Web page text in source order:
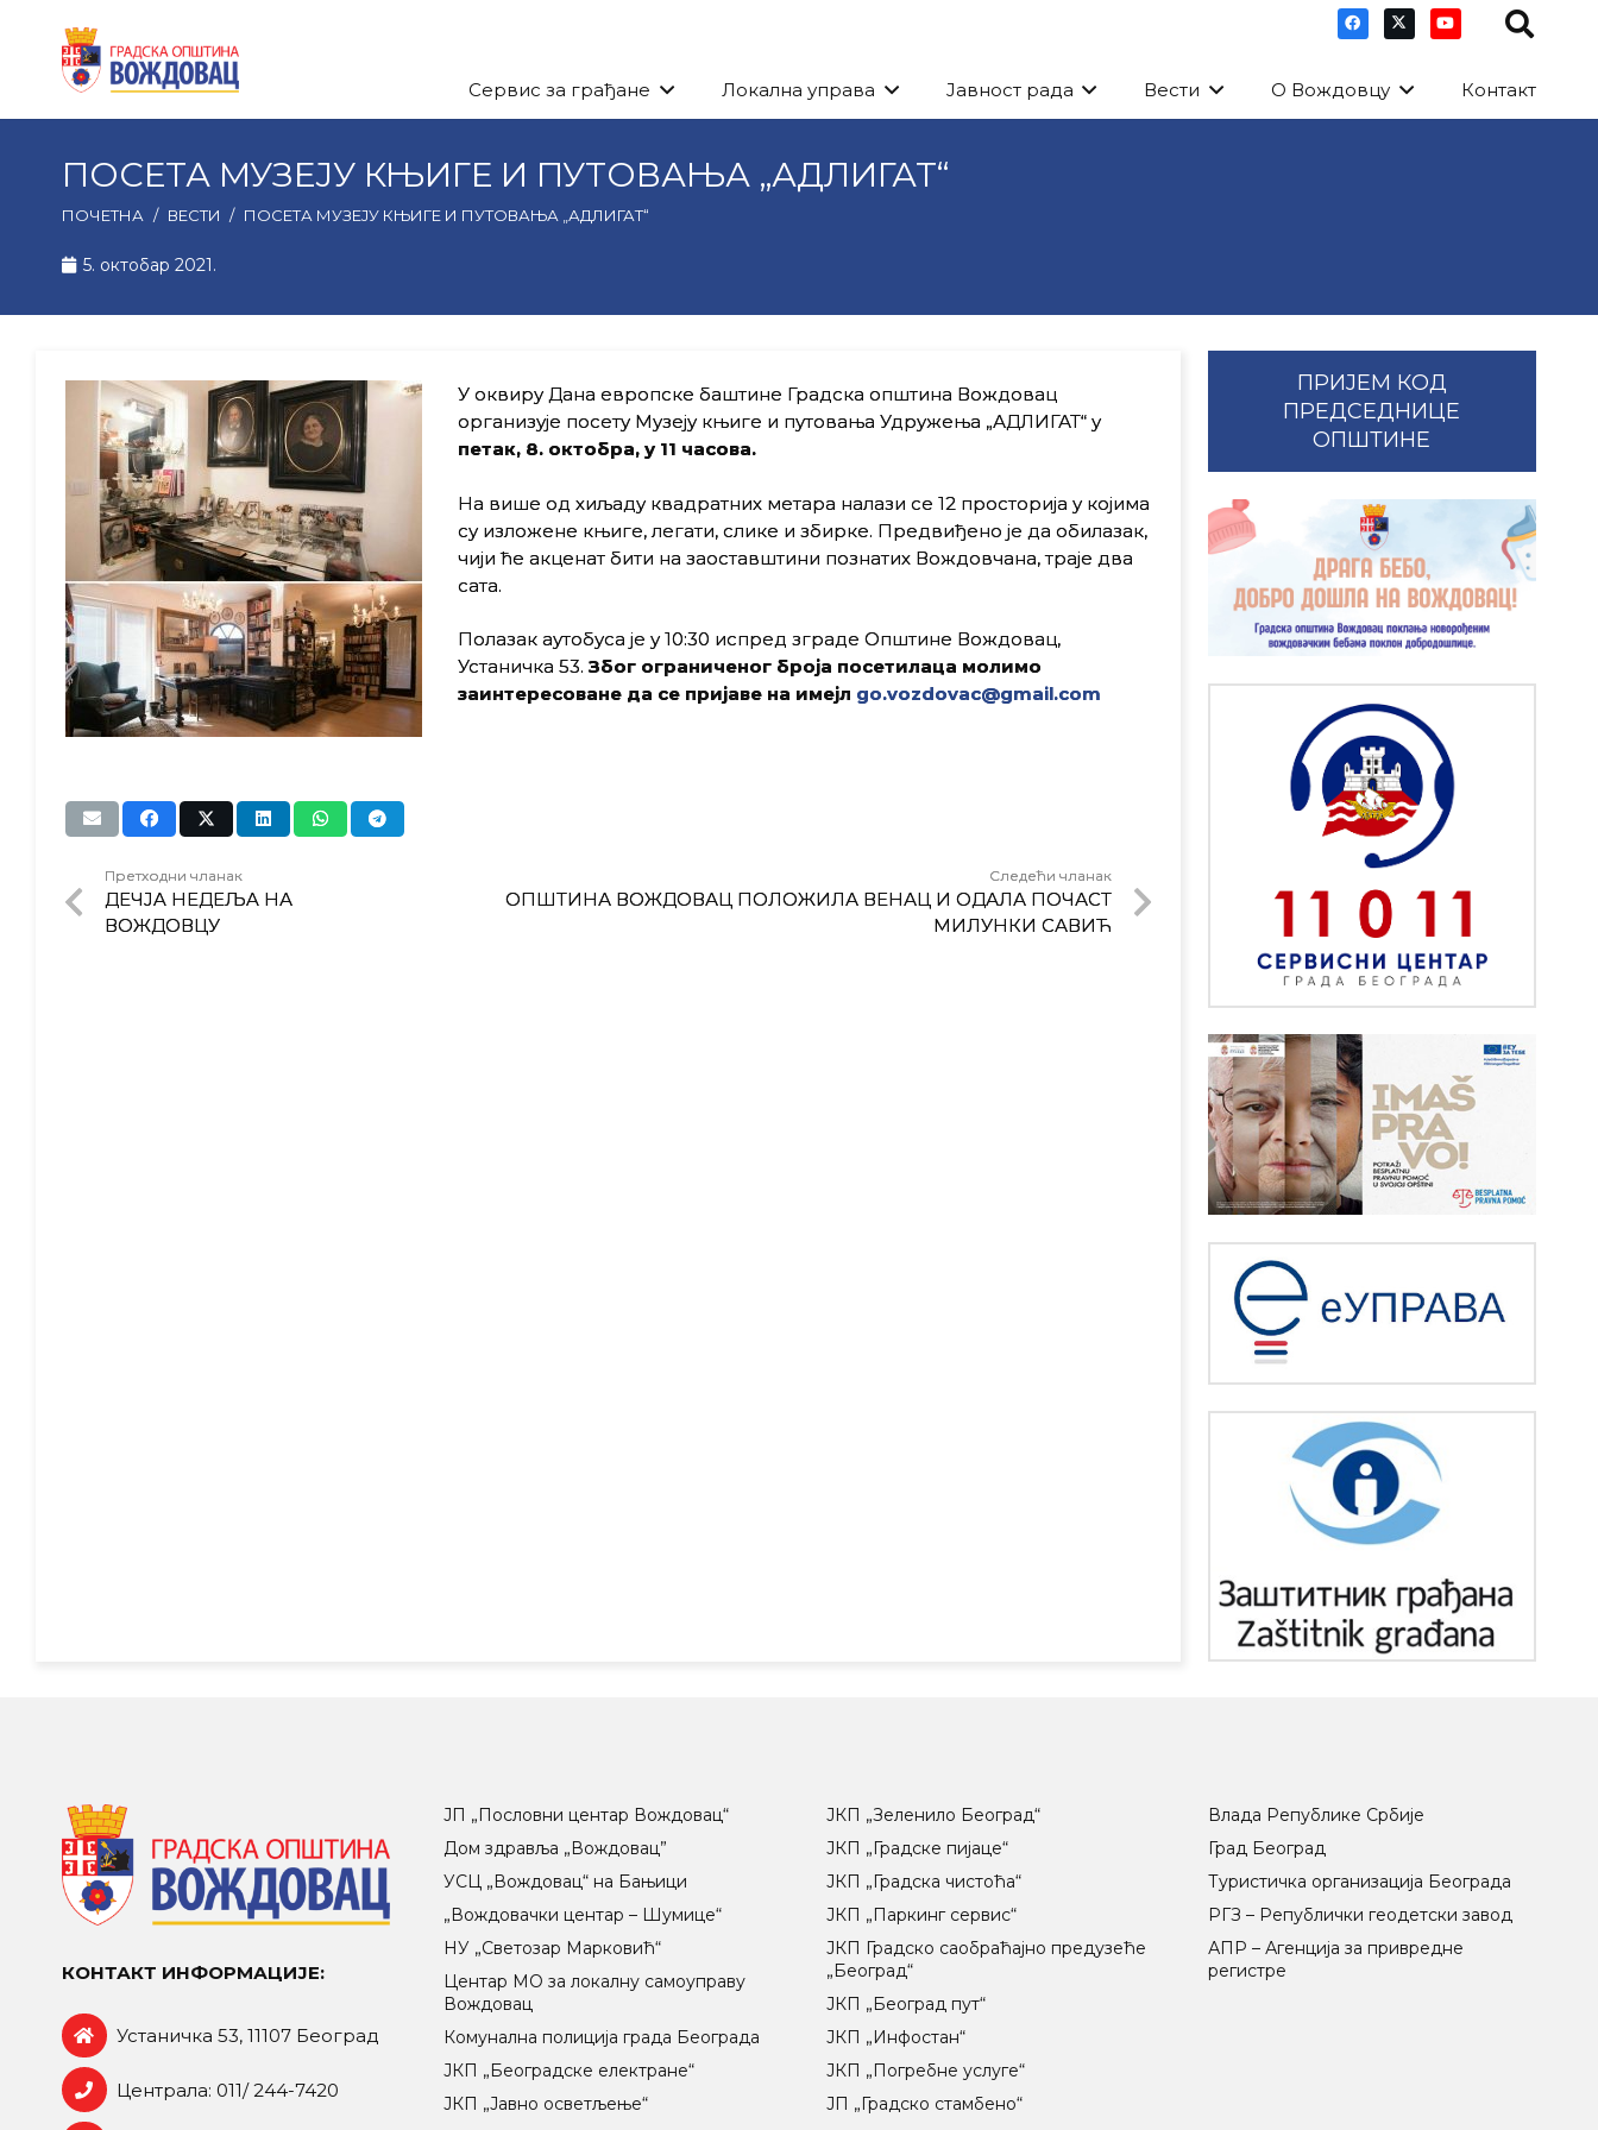
Сервис за грађане Локална управа Јавност рада Вести О Вождовцу Контакт
ПОСЕТА МУЗЕЈУ КЊИГЕ И ПУТОВАЊА „АДЛИГАТ“
ПОЧЕТНА / ВЕСТИ / ПОСЕТА МУЗЕЈУ КЊИГЕ И ПУТОВАЊА „АДЛИГАТ“
5. октобар 2021.
У оквиру Дана европске баштине Градска општина Вождовац
организује посету Музеју књиге и путовања Удружења „АДЛИГАТ“ у
петак, 8. октобра, у 11 часова.
На више од хиљаду квадратних метара налази се 12 просторија у којима
су изложене књиге, легати, слике и збирке. Предвиђено је да обилазак,
чији ће акценат бити на заоставштини познатих Вождовчана, траје два
сата.
Полазак аутобуса је у 10:30 испред зграде Општине Вождовац,
Устаничка 53. Због ограниченог броја посетилаца молимо
заинтересоване да се пријаве на имејл go.vozdovac@gmail.com
Претходни чланак
ДЕЧЈA НЕДЕЉA НА
ВОЖДОВЦУ
Следећи чланак
ОПШТИНА ВОЖДОВАЦ ПОЛОЖИЛА ВЕНАЦ И ОДАЛА ПОЧАСТ
МИЛУНКИ САВИЋ
ПРИЈЕМ КОД
ПРЕДСЕДНИЦЕ
ОПШТИНЕ
КОНТАКТ ИНФОРМАЦИЈЕ:
Устаничка 53, 11107 Београд
Централа: 011/ 244-7420
ЈП „Пословни центар Вождовац“
Дом здравља „Вождовац”
УСЦ „Вождовац“ на Бањици
„Вождовачки центар – Шумице“
НУ „Светозар Марковић“
Центар МO за локалну самоуправу
Вождовац
Комунална полиција града Београда
ЈКП „Београдске електране“
ЈКП „Јавно осветљење“
ЈКП „Зеленило Београд“
ЈКП „Градске пијаце“
ЈКП „Градска чистоћа“
ЈКП „Паркинг сервис“
ЈКП Градско саобраћајно предузеће
„Београд“
ЈКП „Београд пут“
ЈКП „Инфостан“
ЈКП „Погребне услуге“
ЈП „Градско стамбено“
Влада Републике Србије
Град Београд
Туристичка организација Београда
РГЗ – Републички геодетски завод
АПР – Агенција за привредне
регистре